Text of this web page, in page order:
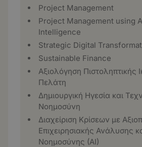
Project Management
Project Management using
Intelligence
Strategic Digital
Sustainable Finance
Αξιολόγηση Πιστοληπτικής
Πελάτη
Δημιουργική Ηγεσία και
Νοημοσύνη
Διαχείριση Κρίσεων με
Επιχειρησιακής Ανάλυσης
Νοημοσύνης (ΑΙ)